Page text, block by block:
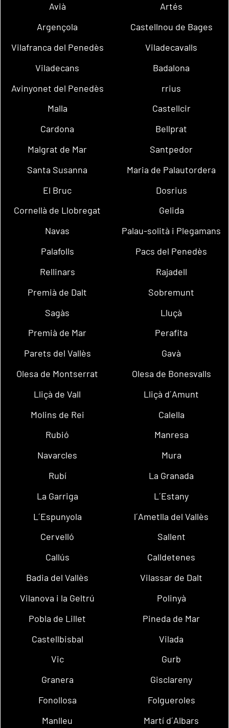
Avià
Artés
Argençola
Castellnou de Bages
Vilafranca del Penedès
Viladecavalls
Viladecans
Badalona
Avinyonet del Penedès
rrius
Malla
Castellcir
Cardona
Bellprat
Malgrat de Mar
Santpedor
Santa Susanna
Maria de Palautordera
El Bruc
Dosrius
Cornellà de Llobregat
Gelida
Navas
Palau-solità i Plegamans
Palafolls
Pacs del Penedès
Rellinars
Rajadell
Premià de Dalt
Sobremunt
Sagàs
Lluçà
Premià de Mar
Perafita
Parets del Vallès
Gavà
Olesa de Montserrat
Olesa de Bonesvalls
Lliçà de Vall
Lliçà d´Amunt
Molins de Rei
Calella
Rubió
Manresa
Navarcles
Mura
Rubí
La Granada
La Garriga
L´Estany
L´Espunyola
l´Ametlla del Vallès
Cervelló
Sallent
Callús
Calldetenes
Badia del Vallès
Vilassar de Dalt
Vilanova i la Geltrú
Polinyà
Pobla de Lillet
Pineda de Mar
Castellbisbal
Vilada
Vic
Gurb
Granera
Gisclareny
Fonollosa
Folgueroles
Manlleu
Martí d´Albars